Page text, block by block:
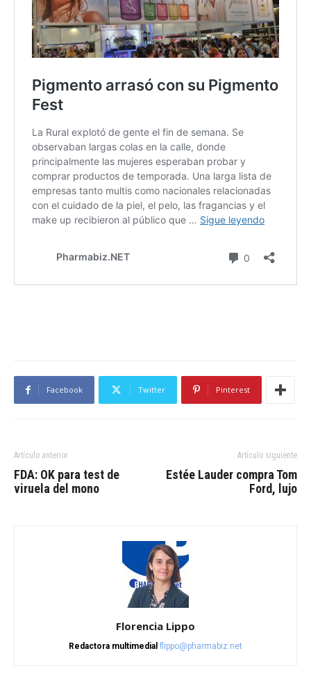
Facebook Twitter Pinterest
Artículo anterior
FDA: OK para test de
viruela del mono
Artículo siguiente
Estée Lauder compra Tom
Ford, lujo
Florencia Lippo
Redactora multimedial flippo@pharmabiz.net